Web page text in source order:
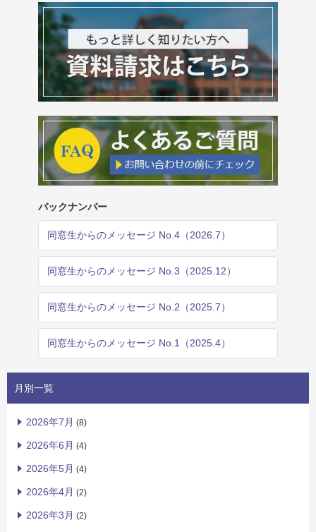
バックナンバー
同窓生からのメッセージ No.4（2026.7）
同窓生からのメッセージ No.3（2025.12）
同窓生からのメッセージ No.2（2025.7）
同窓生からのメッセージ No.1（2025.4）
月別一覧
2026年7月 (8)
2026年6月 (4)
2026年5月 (4)
2026年4月 (2)
2026年3月 (2)